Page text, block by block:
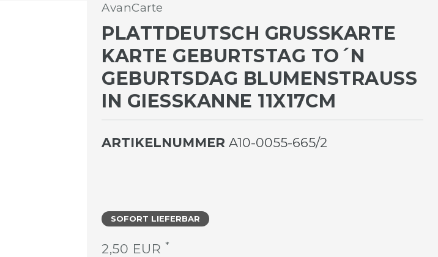
AvanCarte
PLATTDEUTSCH GRUSSKARTE K
ARTE GEBURTSTAG TO´N G
EBURTSDAG BLUMENSTRAUSS IN
GIESSKANNE 11X17CM
ARTIKELNUMMER A10-0055-665/2
SOFORT LIEFERBAR
2,50 EUR *